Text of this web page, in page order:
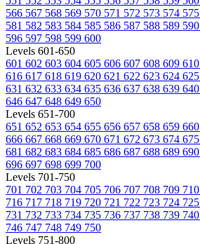
566 567 568 569 570 571 572 573 574 575
581 582 583 584 585 586 587 588 589 590
596 597 598 599 600
Levels 601-650
601 602 603 604 605 606 607 608 609 610
616 617 618 619 620 621 622 623 624 625
631 632 633 634 635 636 637 638 639 640
646 647 648 649 650
Levels 651-700
651 652 653 654 655 656 657 658 659 660
666 667 668 669 670 671 672 673 674 675
681 682 683 684 685 686 687 688 689 690
696 697 698 699 700
Levels 701-750
701 702 703 704 705 706 707 708 709 710
716 717 718 719 720 721 722 723 724 725
731 732 733 734 735 736 737 738 739 740
746 747 748 749 750
Levels 751-800